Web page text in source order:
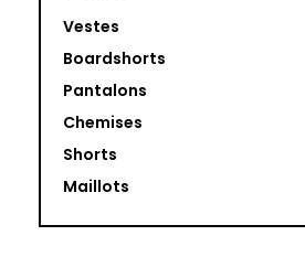
Vestes
Boardshorts
Pantalons
Chemises
Shorts
Maillots